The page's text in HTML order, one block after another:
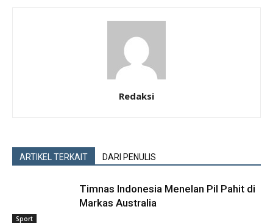
Redaksi
ARTIKEL TERKAIT DARI PENULIS
Sport
Timnas Indonesia Menelan Pil Pahit di
Markas Australia